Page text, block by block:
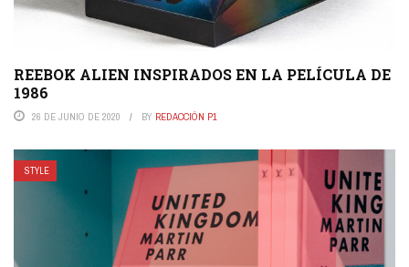
REEBOK ALIEN INSPIRADOS EN LA PELÍCULA DE
1986
26 DE JUNIO DE 2020 BY REDACCIÓN P1
STYLE